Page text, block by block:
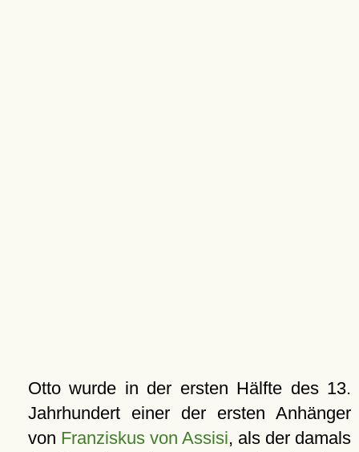
Otto wurde in der ersten Hälfte des 13.
Jahrhundert einer der ersten Anhänger
von Franziskus von Assisi, als der damals